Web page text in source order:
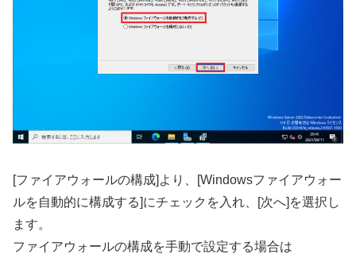
[ファイアウォールの構成]より、[Windowsファイアウォー
ルを自動的に構成する]にチェックを入れ、[次へ]を選択し
ます。
ファイアウォールの構成を手動で設定する場合は